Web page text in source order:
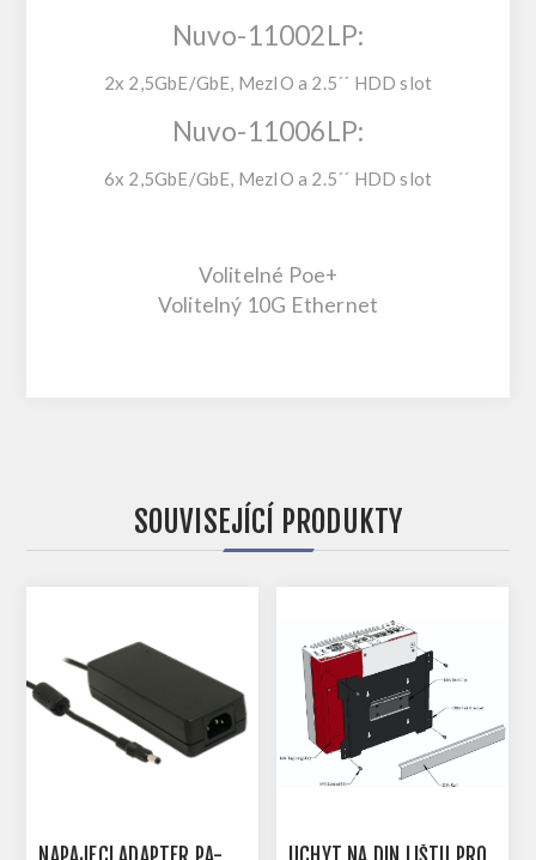
Nuvo-11002LP:
2x 2,5GbE/GbE, MezIO a 2.5´´ HDD slot
Nuvo-11006LP:
6x 2,5GbE/GbE, MezIO a 2.5´´ HDD slot
Volitelné Poe+
Volitelný 10G Ethernet
SOUVISEJÍCÍ PRODUKTY